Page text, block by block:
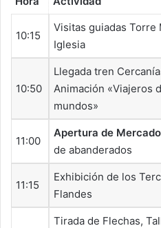
10:15
Visitas guiadas Torre
Iglesia
10:50
Llegada tren
Animación «Viajeros
mundos»
11:00
Apertura de Mercado
de abanderados
11:15
Exhibición de los
Flandes
Tirada de Flechas,